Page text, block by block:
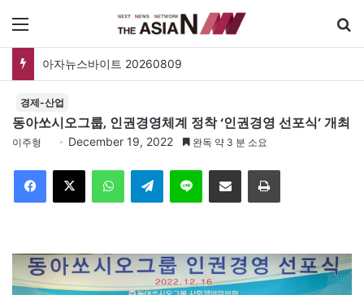
아자뉴스바이트 20260809
경제-산업
동아쏘시오그룹, 인권경영체계 정착 ‘인권경영 선포식’ 개최
이주형 December 19, 2022 완독 약 3 분 소요
Telegram 이메일